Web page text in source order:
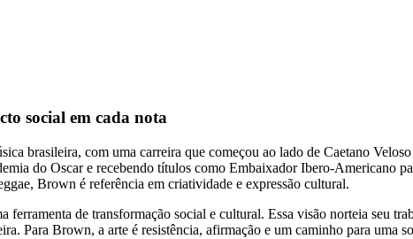
social em cada nota
brasileira, com uma carreira que começou ao lado de Caetano
do Oscar e recebendo títulos como Embaixador Ibero-Americano
Brown é referência em criatividade e expressão cultural.
de transformação social e cultural. Essa visão norteia seu
Para Brown, a arte é resistência, afirmação e um caminho para uma